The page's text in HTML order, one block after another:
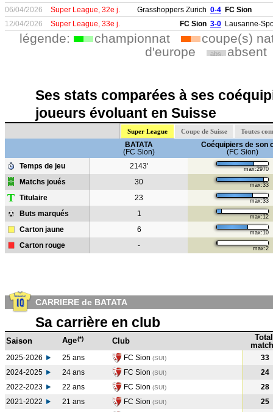
06/04/2026 Super League, 32e j. Grasshoppers Zurich 0-4 FC Sion
12/04/2026
Super League, 33e j. FC Sion 3-0 Lausanne-
légende: championnat
coupe(s)
d'europe
abs. absent
Ses stats comparées à ses
joueurs évoluant en Suisse
Super League Coupe de Suisse Toutes
BATATA
(FC Sion)
Coéquipiers de son
(FC Sion)
Temps de jeu
2143' max:2970
Matchs joués 30 max:33
T Titulaire 23 max:33
Buts marqués 1 max:12
Carton jaune 6 max:10
Carton rouge - max:2
CARRIERE de BATATA
Sa carrière en club
Saison Age(*) Club
Total
2025-2026 25 ans FC Sion (SUI)
33
2024-2025
24 ans FC Sion (SUI)
24
2022-2023
22 ans FC Sion (SUI)
28
2021-2022
21 ans FC Sion (SUI)
25